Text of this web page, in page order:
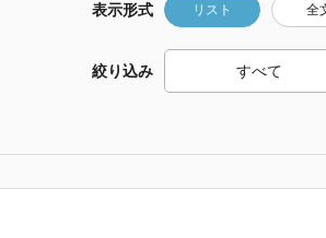
表示形式 リスト 全
絞り込み